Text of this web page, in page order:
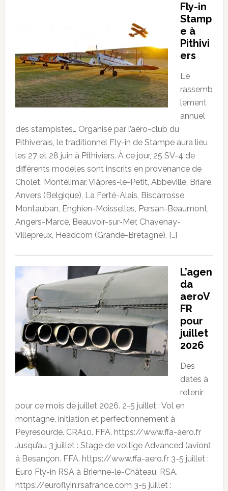
Fly-in
Stamp
e à
Pithivi
ers
Le
rassemb
lement
annuel
des stampistes… Organisé par l’aéro-club du
Pithiverais, le traditionnel Fly-in de Stampe aura lieu
les 27 et 28 juin à Pithiviers. À ce jour, 25 SV-4 de
différents modèles sont inscrits en provenance de
Cholet, Montélimar, Viâpres-le-Petit, Abbeville, Briare,
Anvers (Belgique), La Ferté-Alais, Biscarrosse,
Montauban, Enghien-Moisselles, Persan-Beaumont,
Angers-Marcé, Beauvoir-sur-Mer, Chavenay-
Villepreux, Headcorn (Grande-Bretagne), […]
L’agen
da
aeroV
FR
pour
juillet
2026
Des
dates à
retenir
pour ce mois de juillet 2026. 2-5 juillet : Vol en
montagne, initiation et perfectionnement à
Peyresourde. CRA10. FFA. https://www.ffa-aero.fr
Jusqu’au 3 juillet : Stage de voltige Advanced (avion)
à Besançon. FFA. https://www.ffa-aero.fr 3-5 juillet :
Euro Fly-in RSA à Brienne-le-Château. RSA.
https://euroflyin.rsafrance.com 3-5 juillet :